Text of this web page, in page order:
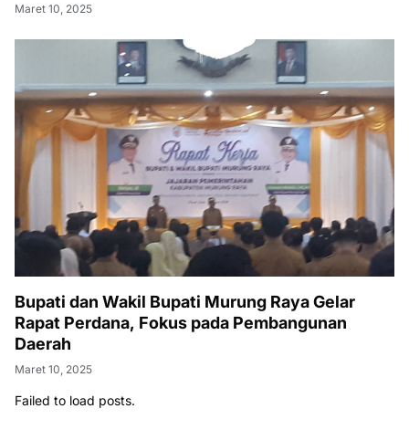
Maret 10, 2025
Bupati dan Wakil Bupati Murung Raya Gelar
Rapat Perdana, Fokus pada Pembangunan
Daerah
Maret 10, 2025
Failed to load posts.